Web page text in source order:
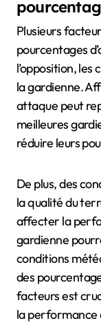
Plusieurs
pourcentages
l’opposition, les
la gardienne.
attaque peut
meilleures
réduire leurs
De plus, des
la qualité du
affecter la
gardienne
conditions
des
facteurs est
la performance